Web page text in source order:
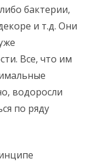
бактерии,
и т.д. Они
Все, что им
водоросли
по ряду